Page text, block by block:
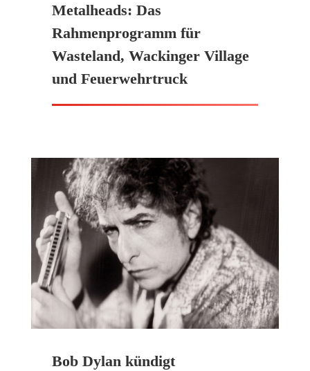
Metalheads: Das
Rahmenprogramm für
Wasteland, Wackinger Village
und Feuerwehrtruck
Bob Dylan kündigt